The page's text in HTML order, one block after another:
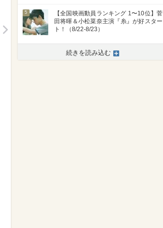
>
5
【全国映画動員ランキング 1〜10位】菅
田将暉＆小松菜奈主演『糸』が好スター
ト！（8/22-8/23）
続きを読み込む